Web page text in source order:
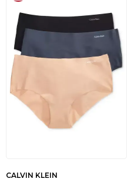
CALVIN KLEIN